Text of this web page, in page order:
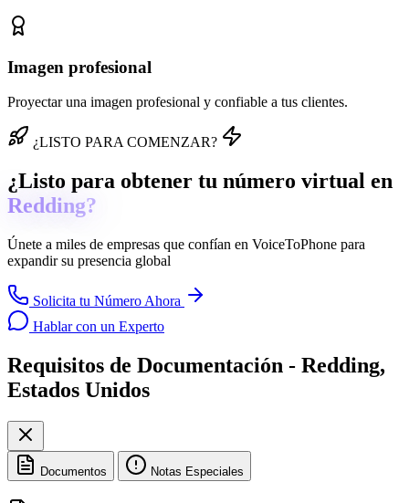
Imagen profesional
Proyectar una imagen profesional y confiable a tus clientes.
¿LISTO PARA COMENZAR?
¿Listo para obtener tu número virtual en
Redding?
Únete a miles de empresas que confían en VoiceToPhone para
expandir su presencia global
Solicita tu Número Ahora
Hablar con un Experto
Requisitos de Documentación - Redding,
Estados Unidos
Documentos Notas Especiales